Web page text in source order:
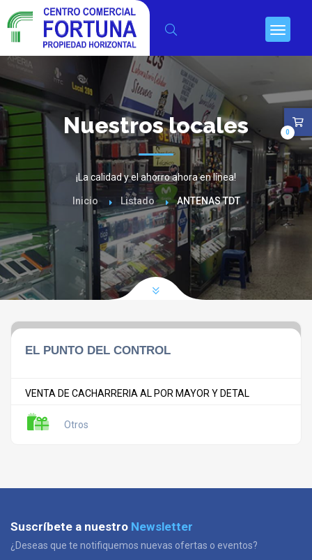
Nuestros locales
¡La calidad y el ahorro ahora en línea!
Inicio Listado ANTENAS TDT
EL PUNTO DEL CONTROL
VENTA DE CACHARRERIA AL POR MAYOR Y DETAL
Otros
0
Suscríbete a nuestro Newsletter
¿Deseas que te notifiquemos nuevas ofertas o eventos?